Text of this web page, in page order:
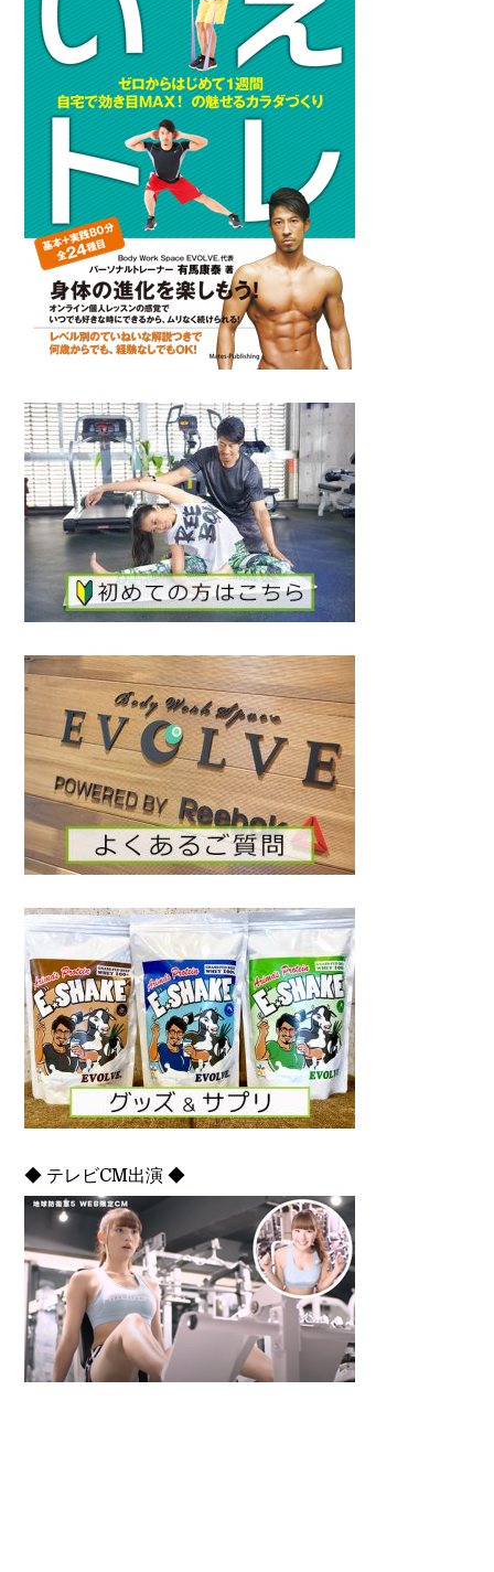
◆ テレビCM出演 ◆